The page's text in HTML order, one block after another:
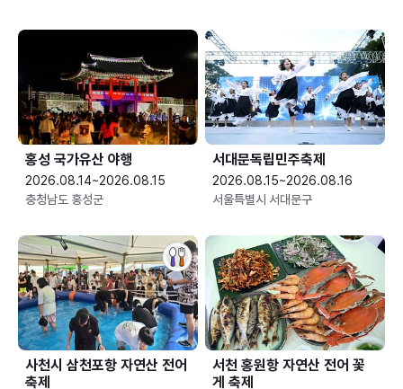
홍성 국가유산 야행
2026.08.14~2026.08.15
충청남도 홍성군
서대문독립민주축제
2026.08.15~2026.08.16
서울특별시 서대문구
사천시 삼천포항 자연산 전어
축제
서천 홍원항 자연산 전어 꽃
게 축제